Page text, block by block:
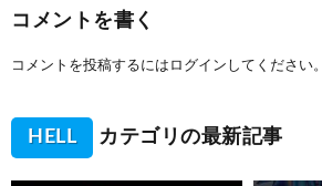
コメントを書く
コメントを投稿するには ログイン してください。
HELL カテゴリの最新記事